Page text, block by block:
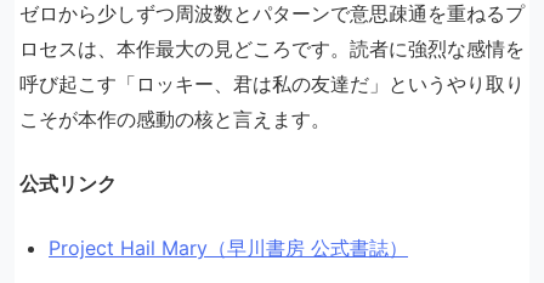
ゼロから少しずつ周波数とパターンで意思疎通を重ねるプ
ロセスは、本作最大の見どころです。読者に強烈な感情を
呼び起こす「ロッキー、君は私の友達だ」というやり取り
こそが本作の感動の核と言えます。
公式リンク
Project Hail Mary（早川書房 公式書誌）